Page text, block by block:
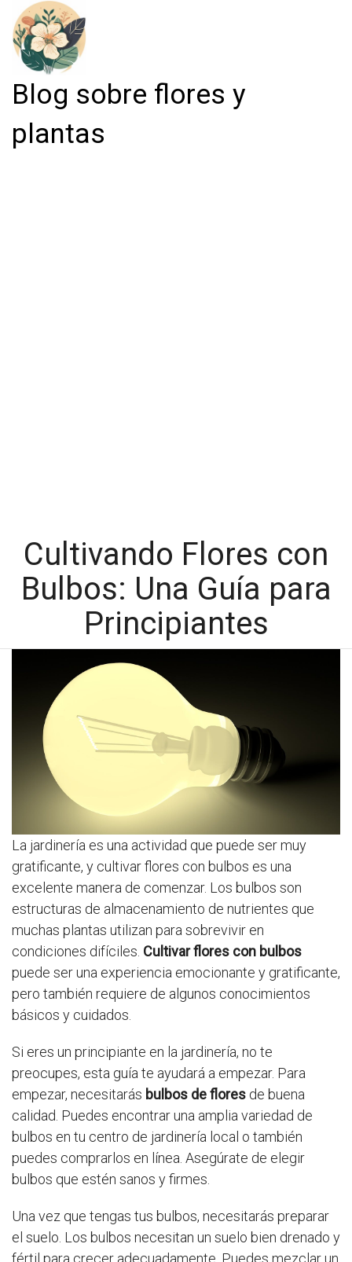
Blog sobre flores y
plantas
Cultivando Flores con
Bulbos: Una Guía para
Principiantes
La jardinería es una actividad que puede ser muy
gratificante, y cultivar flores con bulbos es una
excelente manera de comenzar. Los bulbos son
estructuras de almacenamiento de nutrientes que
muchas plantas utilizan para sobrevivir en
condiciones difíciles. Cultivar flores con bulbos
puede ser una experiencia emocionante y gratificante,
pero también requiere de algunos conocimientos
básicos y cuidados.
Si eres un principiante en la jardinería, no te
preocupes, esta guía te ayudará a empezar. Para
empezar, necesitarás bulbos de flores de buena
calidad. Puedes encontrar una amplia variedad de
bulbos en tu centro de jardinería local o también
puedes comprarlos en línea. Asegúrate de elegir
bulbos que estén sanos y firmes.
Una vez que tengas tus bulbos, necesitarás preparar
el suelo. Los bulbos necesitan un suelo bien drenado y
fértil para crecer adecuadamente. Puedes mezclar un